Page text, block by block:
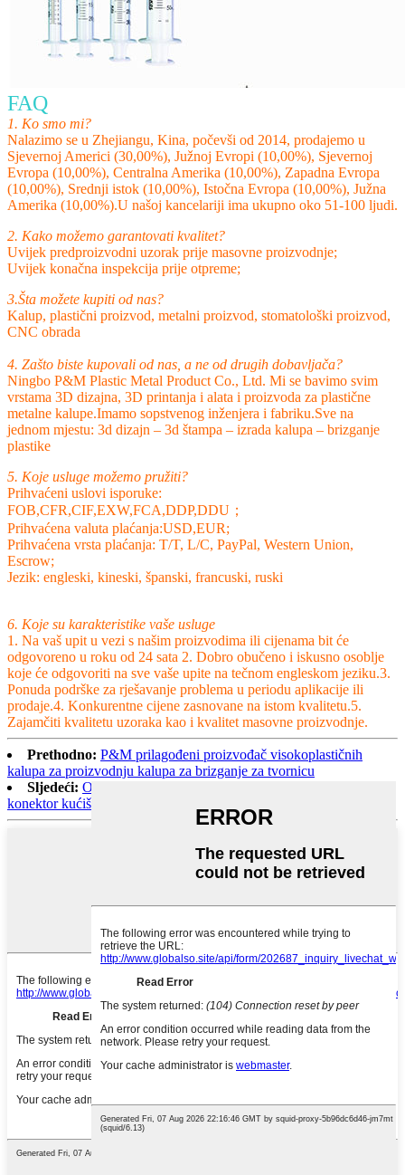
FAQ
1. Ko smo mi?
Nalazimo se u Zhejiangu, Kina, počevši od 2014, prodajemo u
Sjevernoj Americi (30,00%), Južnoj Evropi (10,00%), Sjevernoj
Evropa (10,00%), Centralna Amerika (10,00%), Zapadna Evropa
(10,00%), Srednji istok (10,00%), Istočna Evropa (10,00%), Južna
Amerika (10,00%).U našoj kancelariji ima ukupno oko 51-100 ljudi.
2. Kako možemo garantovati kvalitet?
Uvijek predproizvodni uzorak prije masovne proizvodnje;
Uvijek konačna inspekcija prije otpreme;
3.Šta možete kupiti od nas?
Kalup, plastični proizvod, metalni proizvod, stomatološki proizvod,
CNC obrada
4. Zašto biste kupovali od nas, a ne od drugih dobavljača?
Ningbo P&M Plastic Metal Product Co., Ltd. Mi se bavimo svim
vrstama 3D dizajna, 3D printanja i alata i proizvoda za plastične
metalne kalupe.Imamo sopstvenog inženjera i fabriku.Sve na
jednom mjestu: 3d dizajn – 3d štampa – izrada kalupa – brizganje
plastike
5. Koje usluge možemo pružiti?
Prihvaćeni uslovi isporuke:
FOB,CFR,CIF,EXW,FCA,DDP,DDU；
Prihvaćena valuta plaćanja:USD,EUR;
Prihvaćena vrsta plaćanja: T/T, L/C, PayPal, Western Union,
Escrow;
Jezik: engleski, kineski, španski, francuski, ruski
6. Koje su karakteristike vaše usluge
1. Na vaš upit u vezi s našim proizvodima ili cijenama bit će
odgovoreno u roku od 24 sata 2. Dobro obučeno i iskusno osoblje
koje će odgovoriti na sve vaše upite na tečnom engleskom jeziku.3.
Ponuda podrške za rješavanje problema u periodu aplikacije ili
prodaje.4. Konkurentne cijene zasnovane na istom kvalitetu.5.
Zajamčiti kvalitetu uzoraka kao i kvalitet masovne proizvodnje.
Prethodno: P&M prilagođeni proizvođač visokoplastičnih
kalupa za proizvodnju kalupa za brizganje za tvornicu
Sljedeći: ODM/OEM Custom maker kalupa PCB barijera
konektor kućište malih obima proizvodnje brizganja plastike